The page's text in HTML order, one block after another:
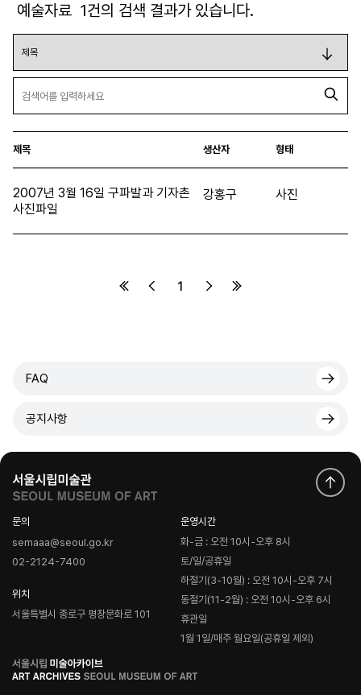
예술자료 1건의 검색 결과가 있습니다.
제목 생산자 형태
2007년 3월 16일 구파발과 기자촌
사진파일
강홍구 사진
1
FAQ
공지사항
문의
semaaa@seoul.go.kr
02-2124-7400
위치
서울특별시 종로구 평창문화로 101
운영시간
화-금 : 오전 10시-오후 8시
토/일/공휴일
하절기(3-10월) : 오전 10시-오후 7시
동절기(11-2월) : 오전 10시-오후 6시
휴관일
1월 1일/매주 월요일(공휴일 제외)
로
고